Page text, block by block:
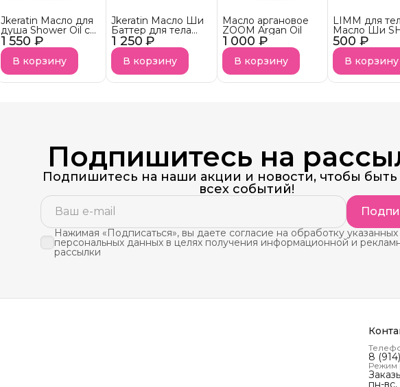
1 550 ₽
Jkeratin Масло для
душа Shower Oil с
ароматом La
Sultane СКОРО В
НАЛИЧИИ!
В корзину
1 250 ₽
Jkeratin Масло Ши
Баттер для тела
Body Shea Butter с
ароматом La
Sultane СКОРО В
НАЛИЧИИ!
В корзину
1 000 ₽
Масло аргановое
ZOOM Argan Oil
В корзину
500 ₽
LIMM для
Масло Ши
BUTTER
В корзину
Подпишитесь на
Подпишитесь на наши акции и новости, чтобы быть
всех событий!
Нажимая «Подписаться», вы даете согласие на обработку указанных
персональных данных в целях получения информационной и
рассылки
8
Режим
пн-